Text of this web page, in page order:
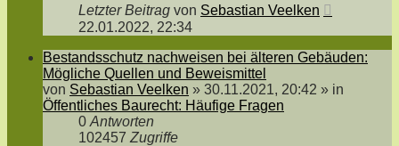
Letzter Beitrag von Sebastian Veelken
22.01.2022, 22:34
Bestandsschutz nachweisen bei älteren Gebäuden:
Mögliche Quellen und Beweismittel
von Sebastian Veelken » 30.11.2021, 20:42 » in
Öffentliches Baurecht: Häufige Fragen
0 Antworten
102457 Zugriffe